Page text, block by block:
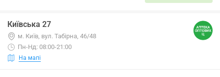
Київська 27
м. Київ, вул. Табірна, 46/48
Пн-Нд: 08:00-21:00
На мапі